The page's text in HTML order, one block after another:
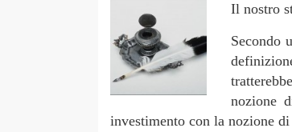
Il nostro
Secondo
nozione
investimento con la nozione di